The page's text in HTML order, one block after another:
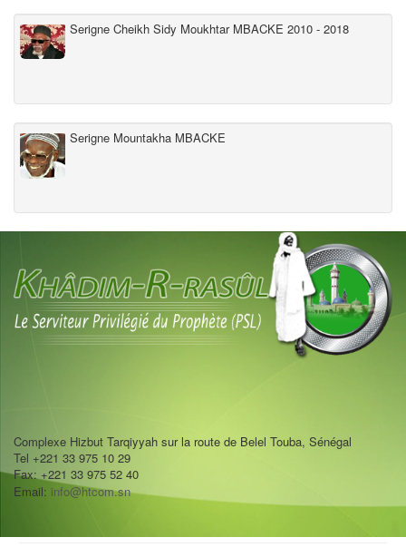
Serigne Cheikh Sidy Moukhtar MBACKE 2010 - 2018
Serigne Mountakha MBACKE
Complexe Hizbut Tarqiyyah sur la route de Belel Touba, Sénégal
Tel +221 33 975 10 29
Fax: +221 33 975 52 40
Email: info@htcom.sn